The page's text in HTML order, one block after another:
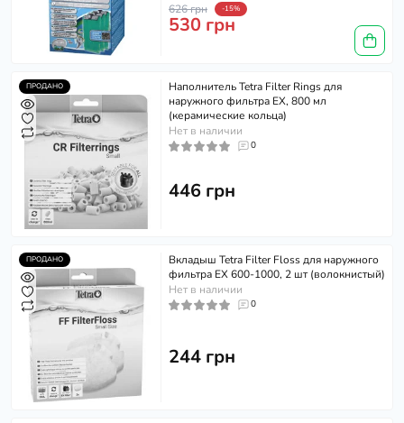
626 грн -15%
530 грн
ПРОДАНО
Наполнитель Tetra Filter Rings для
наружного фильтра EX, 800 мл
(керамические кольца)
Нет в наличии
0
446 грн
ПРОДАНО
Вкладыш Tetra Filter Floss для наружного
фильтра EX 600-1000, 2 шт (волокнистый)
Нет в наличии
0
244 грн